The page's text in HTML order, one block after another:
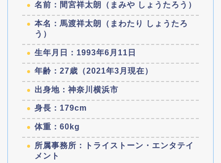
名前：間宮祥太朗（まみや しょうたろう）
本名：馬渡祥太朗（まわたり しょうたろ
う）
生年月日：1993年6月11日
年齢：27歳（2021年3月現在）
出身地：神奈川横浜市
身長：179cm
体重：60kg
所属事務所：トライストーン・エンタテイ
メント